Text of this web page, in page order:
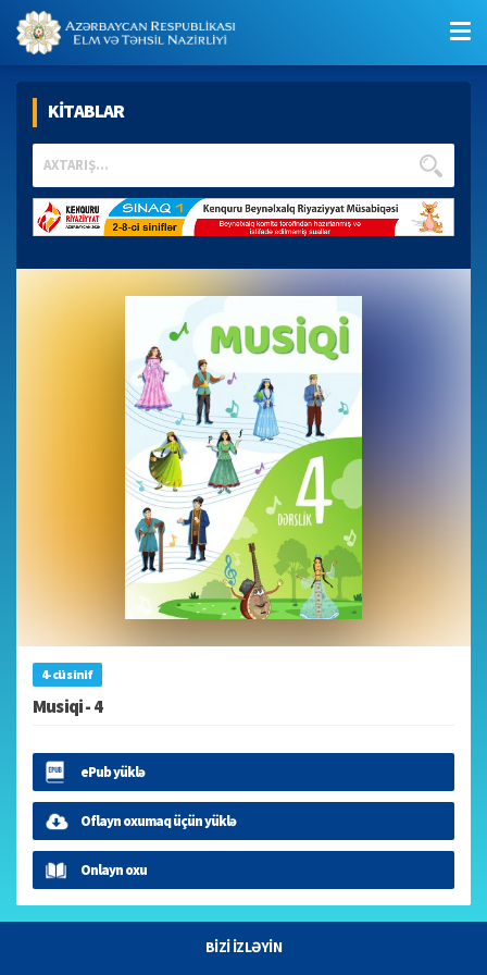
KİTABLAR
4-cü sinif
Musiqi - 4
ePub yüklə
Oflayn oxumaq üçün yüklə
Onlayn oxu
BİZİ İZLƏYİN